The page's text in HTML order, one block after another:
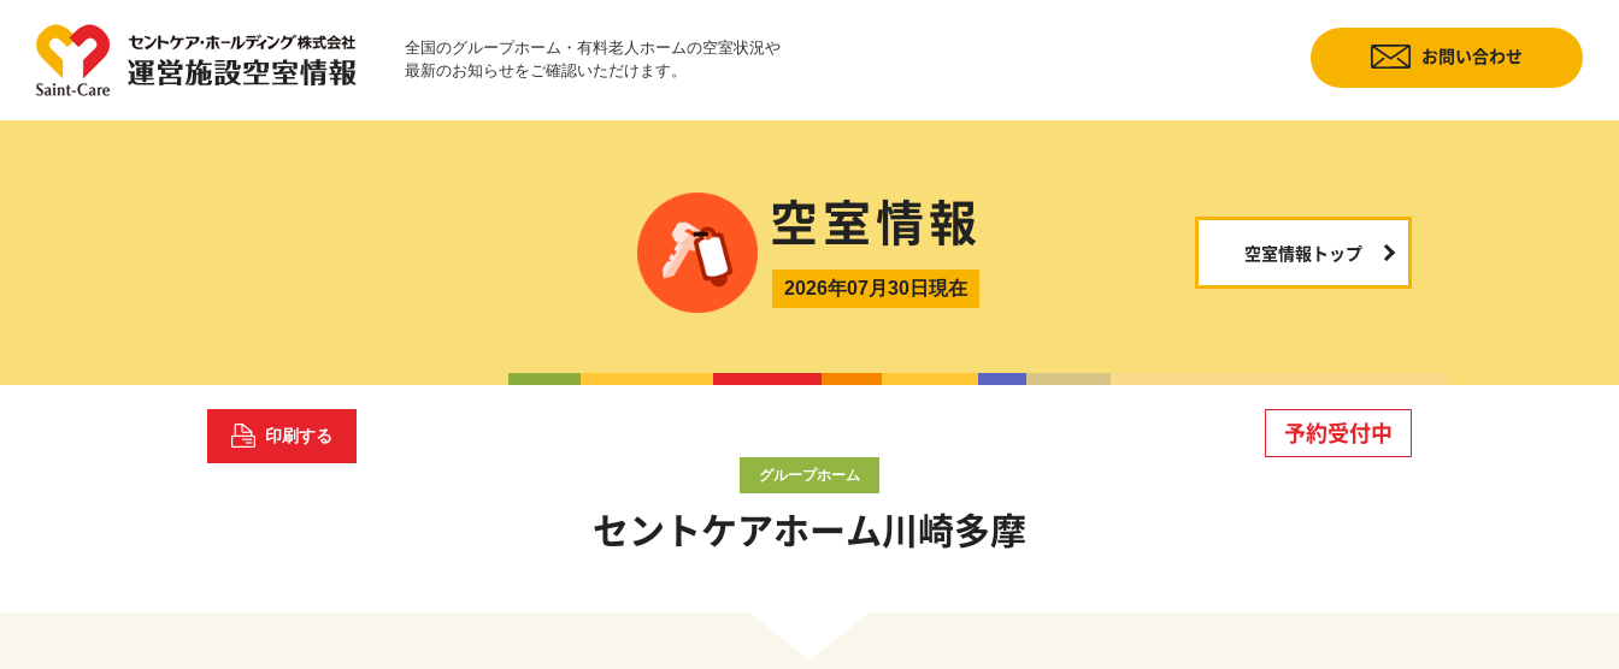
全国のグループホーム・有料老人ホームの空室状況や
最新のお知らせをご確認いただけます。
お問い合わせ
空室情報
2026年07月30日現在
空室情報トップ
グループホーム
セントケアホーム川崎多摩
印刷する 予約受付中